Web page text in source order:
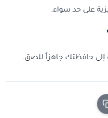
على حد سواء.
حافظتك جاهزاً للصق.